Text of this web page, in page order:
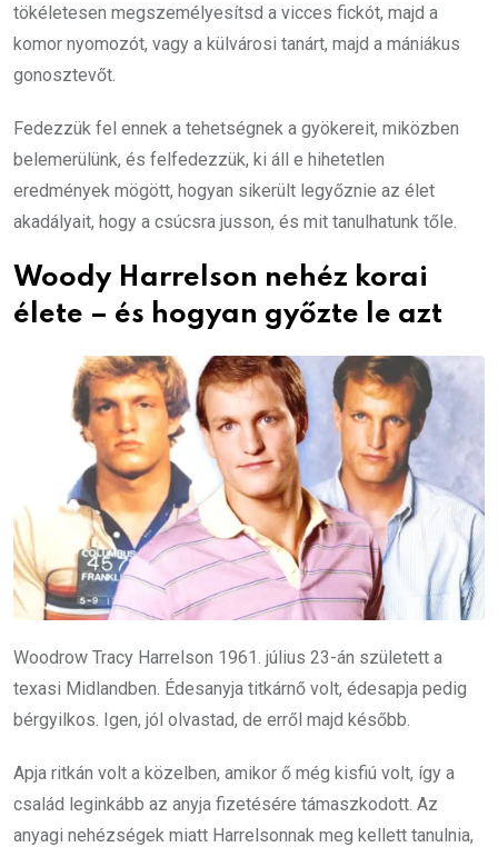
tökéletesen megszemélyesítsd a vicces fickót, majd a
komor nyomozót, vagy a külvárosi tanárt, majd a mániákus
gonosztevőt.
Fedezzük fel ennek a tehetségnek a gyökereit, miközben
belemerülünk, és felfedezzük, ki áll e hihetetlen
eredmények mögött, hogyan sikerült legyőznie az élet
akadályait, hogy a csúcsra jusson, és mit tanulhatunk tőle.
Woody Harrelson nehéz korai
élete – és hogyan győzte le azt
Woodrow Tracy Harrelson 1961. július 23-án született a
texasi Midlandben. Édesanyja titkárnő volt, édesapja pedig
bérgyilkos. Igen, jól olvastad, de erről majd később.
Apja ritkán volt a közelben, amikor ő még kisfiú volt, így a
család leginkább az anyja fizetésére támaszkodott. Az
anyagi nehézségek miatt Harrelsonnak meg kellett tanulnia,